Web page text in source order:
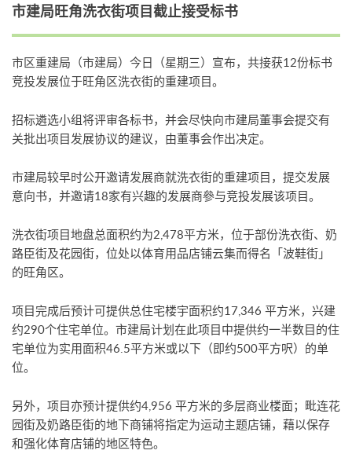
市建局旺角洗衣街项目截止接受标书
市区重建局（市建局）今日（星期三）宣布，共接获12份标书
竞投发展位于旺角区洗衣街的重建项目。
招标遴选小组将评审各标书，并会尽快向市建局董事会提交有
关批出项目发展协议的建议，由董事会作出决定。
市建局较早时公开邀请发展商就洗衣街的重建项目，提交发展
意向书，并邀请18家有兴趣的发展商參与竞投发展该项目。
洗衣街项目地盘总面积约为2,478平方米，位于部份洗衣街、奶
路臣街及花园街，位处以体育用品店铺云集而得名「波鞋街」
的旺角区。
项目完成后预计可提供总住宅楼宇面积约17,346 平方米，兴建
约290个住宅单位。市建局计划在此项目中提供约一半数目的住
宅单位为实用面积46.5平方米或以下（即约500平方呎）的单
位。
另外，项目亦预计提供约4,956 平方米的多层商业楼面；毗连花
园街及奶路臣街的地下商铺将指定为运动主题店铺，藉以保存
和强化体育店铺的地区特色。